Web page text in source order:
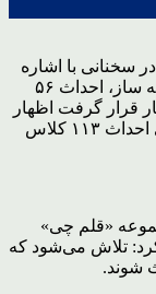
سخنانی با اشاره
به اینکه در قالب ۳۰ تفاهم نامه با خیران مدرسه ساز، احداث ۵۶
قرار گرفت اظهار
داشت: از ابتدای امسال نیز ۲۰ تفاهم نامه برای احداث ۱۱۳ کلاس
«قلم چی»
تلاش می‌شود که